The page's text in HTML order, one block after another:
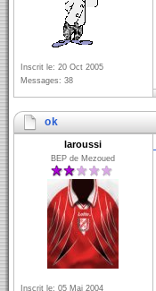
Inscrit le: 20 Oct 2005
Messages: 38
ok
laroussi
BEP de Mezoued
Inscrit le: 05 Mai 2004